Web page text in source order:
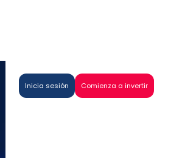
Inicia sesión Comienza a invertir